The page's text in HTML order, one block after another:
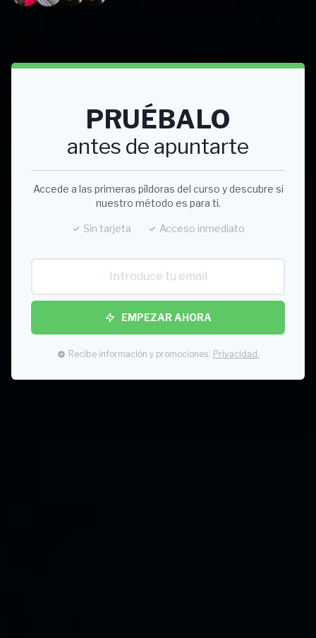
PRUÉBALO
antes de apuntarte
Accede a las primeras píldoras del curso y descubre si
nuestro método es para ti.
Sin tarjeta Acceso inmediato
EMPEZAR AHORA
Recibe información y promociones. Privacidad.